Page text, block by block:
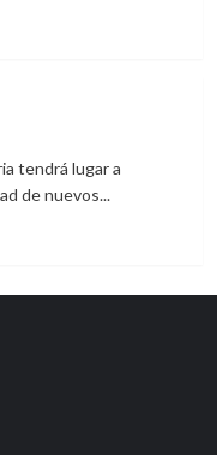
tendrá lugar a
de nuevos...